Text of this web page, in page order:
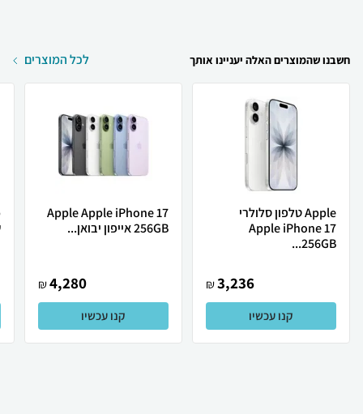
חשבנו שהמוצרים האלה יעניינו אותך לכל המוצרים
Apple טלפון סלולרי
Apple iPhone 17
256GB...
3,236
₪
קנו עכשיו
Apple Apple iPhone 17
256GB אייפון יבואן...
4,280
₪
קנו עכשיו